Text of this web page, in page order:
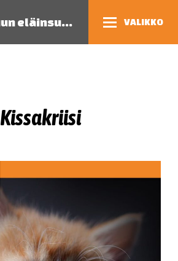
Joensuun eläinsuojeluyhdistys VALIKKO
Kissakriisi